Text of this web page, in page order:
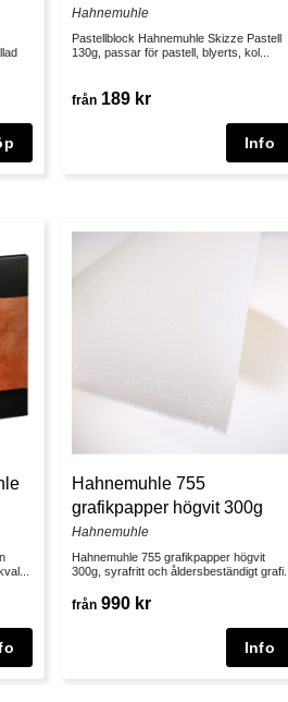
Hahnemuhle
Pastellblock Hahnemuhle Skizze Pastell
130g, passar för pastell, blyerts, kol...
från 189 kr
Hahnemuhle 755
grafikpapper högvit 300g
Hahnemuhle
Hahnemuhle 755 grafikpapper högvit
300g, syrafritt och åldersbeständigt grafi...
från 990 kr